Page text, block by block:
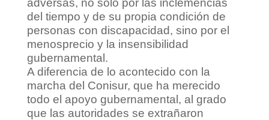
adversas, no sólo por las inclemencias
del tiempo y de su propia condición de
personas con discapacidad, sino por el
menosprecio y la insensibilidad
gubernamental.
A diferencia de lo acontecido con la
marcha del Conisur, que ha merecido
todo el apoyo gubernamental, al grado
que las autoridades se extrañaron